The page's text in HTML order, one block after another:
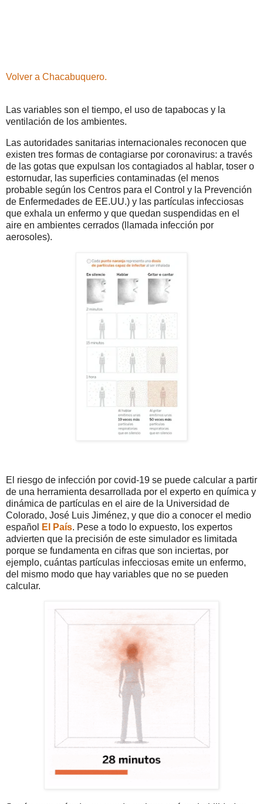
Volver a Chacabuquero.
Las variables son el tiempo, el uso de tapabocas y la
ventilación de los ambientes.
Las autoridades sanitarias internacionales reconocen que
existen tres formas de contagiarse por coronavirus: a través
de las gotas que expulsan los contagiados al hablar, toser o
estornudar, las superficies contaminadas (el menos
probable según los Centros para el Control y la Prevención
de Enfermedades de EE.UU.) y las partículas infecciosas
que exhala un enfermo y que quedan suspendidas en el
aire en ambientes cerrados (llamada infección por
aerosoles).
El riesgo de infección por covid-19 se puede calcular a partir
de una herramienta desarrollada por el experto en química y
dinámica de partículas en el aire de la Universidad de
Colorado, José Luis Jiménez, y que dio a conocer el medio
español
El País. Pese a todo lo expuesto, los expertos
advierten que la precisión de este simulador es limitada
porque se fundamenta en cifras que son inciertas, por
ejemplo, cuántas partículas infecciosas emite un enfermo,
del mismo modo que hay variables que no se pueden
calcular.